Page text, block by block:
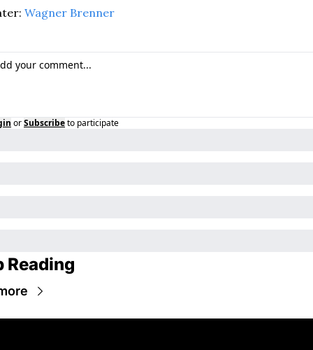
Wagner Brenner
orSubscribeto participate
Reading